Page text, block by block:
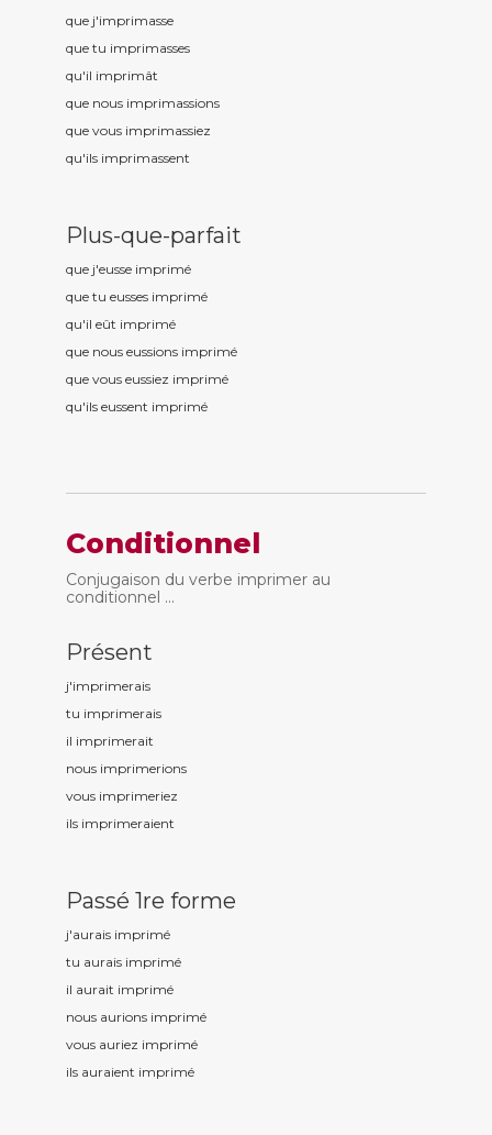
que j'imprimasse
que tu imprimasses
qu'il imprimât
que nous imprimassions
que vous imprimassiez
qu'ils imprimassent
Plus-que-parfait
que j'eusse imprimé
que tu eusses imprimé
qu'il eût imprimé
que nous eussions imprimé
que vous eussiez imprimé
qu'ils eussent imprimé
Conditionnel
Conjugaison du verbe imprimer au
conditionnel ...
Présent
j'imprimerais
tu imprimerais
il imprimerait
nous imprimerions
vous imprimeriez
ils imprimeraient
Passé 1re forme
j'aurais imprimé
tu aurais imprimé
il aurait imprimé
nous aurions imprimé
vous auriez imprimé
ils auraient imprimé